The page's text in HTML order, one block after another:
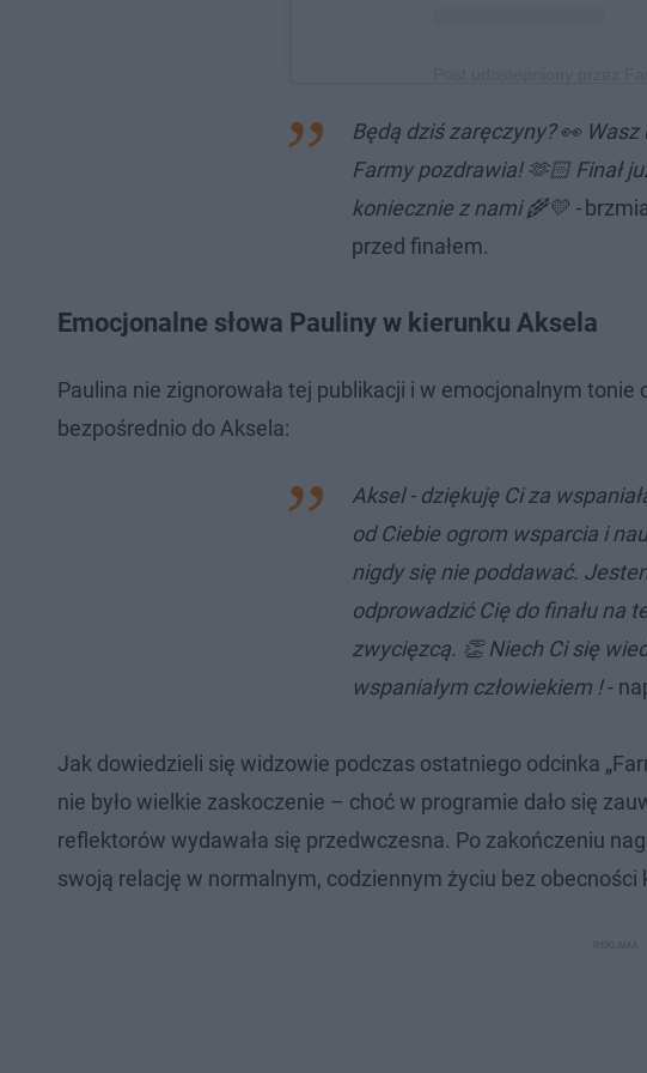
Będą dziś zaręczyny? 👀
Farmy pozdrawia! 🫶🏻 Finał
koniecznie z nami 🌾💛 -
przed finałem.
Emocjonalne słowa Pauliny w kierunku Aksela
Paulina nie zignorowała tej publikacji i w emocjonalnym tonie
bezpośrednio do Aksela:
Aksel - dziękuję Ci za
od Ciebie ogrom wsparcia i
nigdy się nie poddawać.
odprowadzić Cię do finału na
zwycięzcą. 👏 Niech Ci się
wspaniałym człowiekiem !-
Jak dowiedzieli się widzowie podczas ostatniego odcinka
nie było wielkie zaskoczenie – choć w programie dało się
reflektorów wydawała się przedwczesna. Po zakończeniu
swoją relację w normalnym, codziennym życiu bez obecności